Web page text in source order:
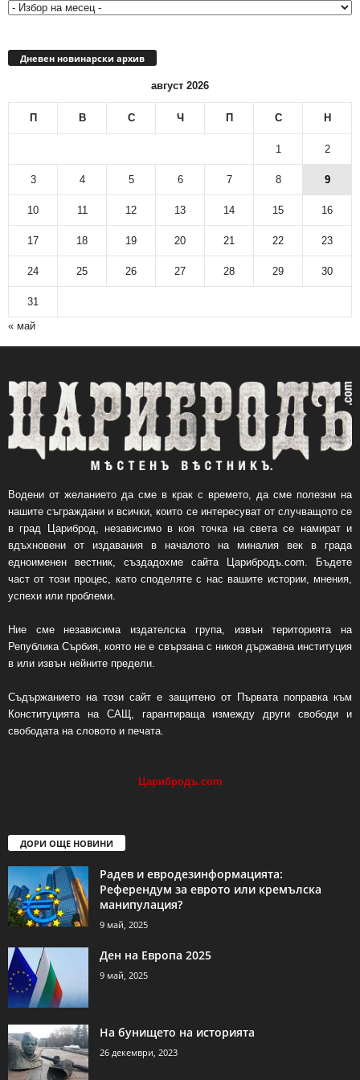
Дневен новинарски архив
август 2026
П В С Ч П С Н
1 2
3 4 5 6 7 8 9
10 11 12 13 14 15 16
17 18 19 20 21 22 23
24 25 26 27 28 29 30
31
« май
Водени от желанието да сме в крак с времето, да сме полезни на
нашите съграждани и всички, които се интересуват от случващото се
в град Цариброд, независимо в коя точка на света се намират и
вдъхновени от издавания в началото на миналия век в града
едноименен вестник, създадохме сайта Царибродъ.com. Бъдете
част от този процес, като споделяте с нас вашите истории, мнения,
успехи или проблеми.
Ние сме независима издателска група, извън територията на
Република Сърбия, която не е свързана с никоя държавна институция
в или извън нейните предели.
Съдържанието на този сайт е защитено от Първата поправка към
Конституцията на САЩ, гарантираща измежду други свободи и
свободата на словото и печата.
Царибродъ. com
ДОРИ ОЩЕ НОВИНИ
Радев и евродезинформацията:
Референдум за еврото или кремълска
манипулация?
9 май, 2025
Ден на Европа 2025
9 май, 2025
На бунището на историята
26 декември, 2023